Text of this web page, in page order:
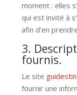
moment : elles
qui est invité à
afin d’en
3.
fournis.
Le site
fournir une